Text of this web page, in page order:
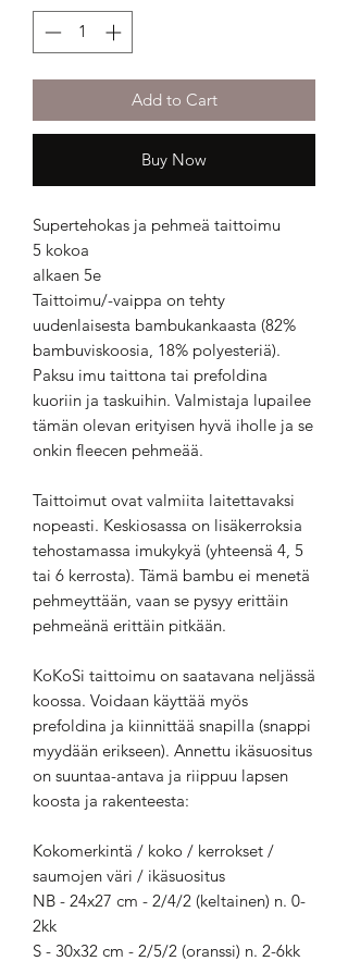
Add to Cart
Buy Now
Supertehokas ja pehmeä taittoimu
5 kokoa
alkaen 5e
Taittoimu/-vaippa on tehty
uudenlaisesta bambukankaasta (82%
bambuviskoosia, 18% polyesteriä).
Paksu imu taittona tai prefoldina
kuoriin ja taskuihin. Valmistaja lupailee
tämän olevan erityisen hyvä iholle ja se
onkin fleecen pehmeää.
Taittoimut ovat valmiita laitettavaksi
nopeasti. Keskiosassa on lisäkerroksia
tehostamassa imukykyä (yhteensä 4, 5
tai 6 kerrosta). Tämä bambu ei menetä
pehmeyttään, vaan se pysyy erittäin
pehmeänä erittäin pitkään.
KoKoSi taittoimu on saatavana neljässä
koossa. Voidaan käyttää myös
prefoldina ja kiinnittää snapilla (snappi
myydään erikseen). Annettu ikäsuositus
on suuntaa-antava ja riippuu lapsen
koosta ja rakenteesta:
Kokomerkintä / koko / kerrokset /
saumojen väri / ikäsuositus
NB - 24x27 cm - 2/4/2 (keltainen) n. 0-
2kk
S - 30x32 cm - 2/5/2 (oranssi) n. 2-6kk